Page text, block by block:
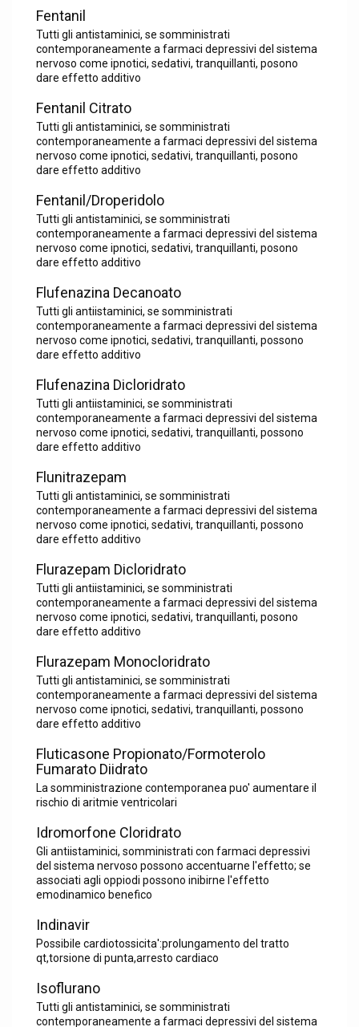
Fentanil
Tutti gli antistaminici, se somministrati
contemporaneamente a farmaci depressivi del sistema
nervoso come ipnotici, sedativi, tranquillanti, posono
dare effetto additivo
Fentanil Citrato
Tutti gli antistaminici, se somministrati
contemporaneamente a farmaci depressivi del sistema
nervoso come ipnotici, sedativi, tranquillanti, posono
dare effetto additivo
Fentanil/Droperidolo
Tutti gli antistaminici, se somministrati
contemporaneamente a farmaci depressivi del sistema
nervoso come ipnotici, sedativi, tranquillanti, posono
dare effetto additivo
Flufenazina Decanoato
Tutti gli antiistaminici, se somministrati
contemporaneamente a farmaci depressivi del sistema
nervoso come ipnotici, sedativi, tranquillanti, possono
dare effetto additivo
Flufenazina Dicloridrato
Tutti gli antiistaminici, se somministrati
contemporaneamente a farmaci depressivi del sistema
nervoso come ipnotici, sedativi, tranquillanti, possono
dare effetto additivo
Flunitrazepam
Tutti gli antistaminici, se somministrati
contemporaneamente a farmaci depressivi del sistema
nervoso come ipnotici, sedativi, tranquillanti, possono
dare effetto additivo
Flurazepam Dicloridrato
Tutti gli antiistaminici, se somministrati
contemporaneamente a farmaci depressivi del sistema
nervoso come ipnotici, sedativi, tranquillanti, posono
dare effetto additivo
Flurazepam Monocloridrato
Tutti gli antistaminici, se somministrati
contemporaneamente a farmaci depressivi del sistema
nervoso come ipnotici, sedativi, tranquillanti, possono
dare effetto additivo
Fluticasone Propionato/Formoterolo
Fumarato Diidrato
La somministrazione contemporanea puo' aumentare il
rischio di aritmie ventricolari
Idromorfone Cloridrato
Gli antiistaminici, somministrati con farmaci depressivi
del sistema nervoso possono accentuarne l'effetto; se
associati agli oppiodi possono inibirne l'effetto
emodinamico benefico
Indinavir
Possibile cardiotossicita':prolungamento del tratto
qt,torsione di punta,arresto cardiaco
Isoflurano
Tutti gli antistaminici, se somministrati
contemporaneamente a farmaci depressivi del sistema